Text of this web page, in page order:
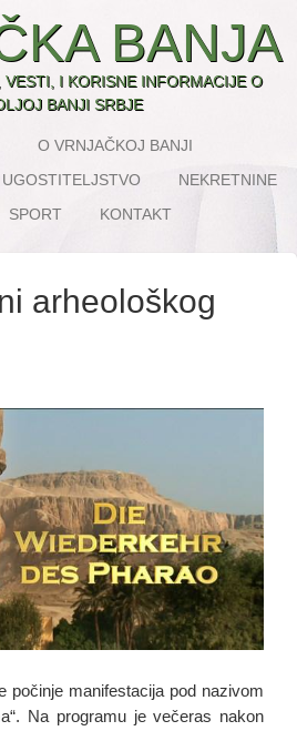
BANJA
I KORISNE INFORMACIJE O
BANJI SRBJE
O VRNJAČKOJ BANJI
UGOSTITELJSTVO
NEKRETNINE
SPORT KONTAKT
arheološkog
počinje manifestacija pod nazivom
Na programu je večeras nakon